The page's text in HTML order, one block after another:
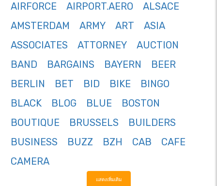
AIRFORCE
AIRPORT.AERO
ALSACE
AMSTERDAM
ARMY ART
ASIA
ASSOCIATES
ATTORNEY
AUCTION
BAND
BARGAINS BAYERN
BEER
BERLIN
BET BID BIKE
BINGO
BLACK
BLOG BLUE
BOSTON
BOUTIQUE
BRUSSELS
BUILDERS
BUSINESS
BUZZ BZH CAB
CAFE
CAMERA
แสดงเพิ่มเติม